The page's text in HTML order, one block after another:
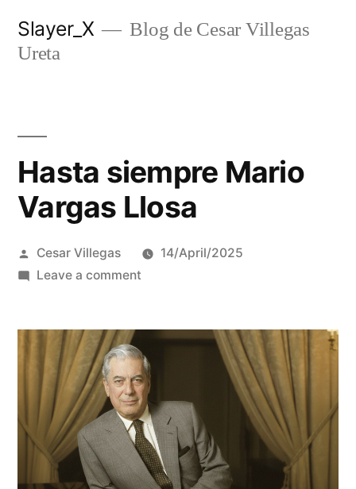
Slayer_X
Blog de Cesar Villegas
Ureta
Hasta siempre Mario
Vargas Llosa
Posted
by
Cesar Villegas
14/April/2025
Leave a commenton
Mario
Vargas
Llosa